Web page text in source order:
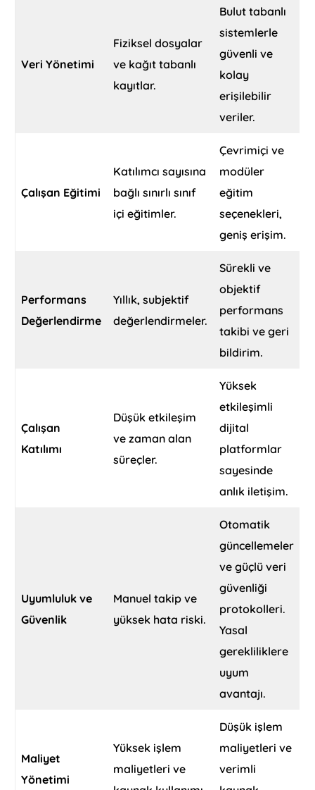
Veri Yönetimi
Fiziksel dosyalar
ve kağıt tabanlı
kayıtlar.
Bulut tabanlı
sistemlerle
güvenli ve
kolay
erişilebilir
veriler.
Çalışan Eğitimi
Katılımcı sayısına
bağlı sınırlı sınıf
içi eğitimler.
Çevrimiçi ve
modüler
eğitim
seçenekleri,
geniş erişim.
Performans
Değerlendirme
Yıllık, subjektif
değerlendirmeler.
Sürekli ve
objektif
performans
takibi ve geri
bildirim.
Çalışan
Katılımı
Düşük etkileşim
ve zaman alan
süreçler.
Yüksek
etkileşimli
dijital
platformlar
sayesinde
anlık iletişim.
Uyumluluk ve
Güvenlik
Manuel takip ve
yüksek hata riski.
Otomatik
güncellemeler
ve güçlü veri
güvenliği
protokolleri.
Yasal
gerekliliklere
uyum
avantajı.
Maliyet
Yönetimi
Yüksek işlem
maliyetleri ve
Düşük işlem
maliyetleri ve
verimli